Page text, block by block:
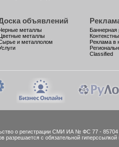
объявлений
металлы
металлы
и металлолом
Баннерная
Реклама в
Classified
о регистрации СМИ ИА № ФС 77 - 85704
разрешается с обязательной гиперссылкой